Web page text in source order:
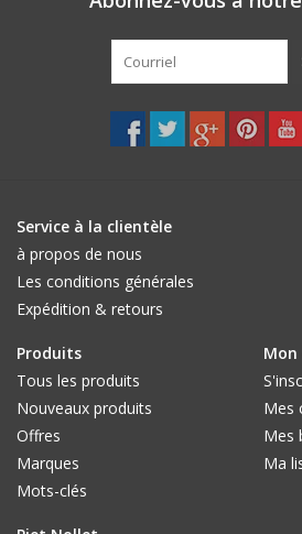
Service à la clientèle
à propos de nous
Les conditions générales
Expédition & retours
Produits
Tous les produits
Nouveaux produits
Offres
Marques
Mots-clés
Mes
Mes
Ma